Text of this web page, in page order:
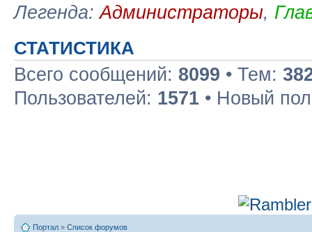
Легенда:Администраторы,
СТАТИСТИКА
Всего сообщений: 8099 • Тем:
Пользователей: 1571 • Новый
Портал » Список форумов